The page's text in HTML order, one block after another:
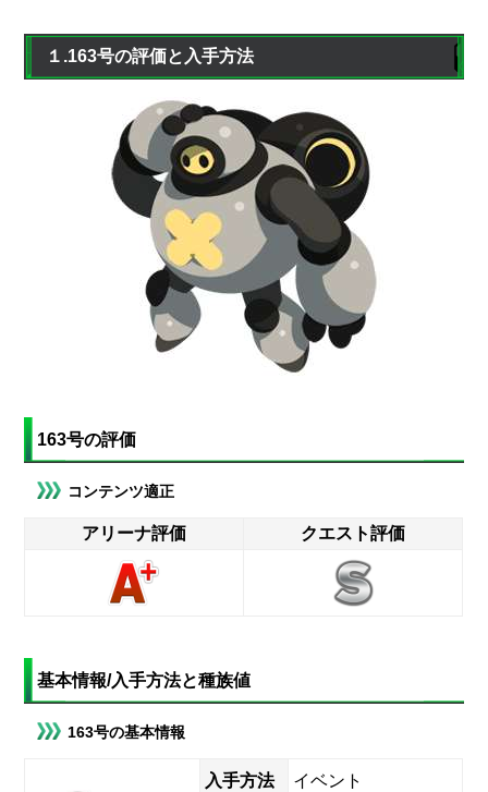
１.163号の評価と入手方法
163号の評価
コンテンツ適正
アリーナ評価 クエスト評価
基本情報/入手方法と種族値
163号の基本情報
入手方法 イベント